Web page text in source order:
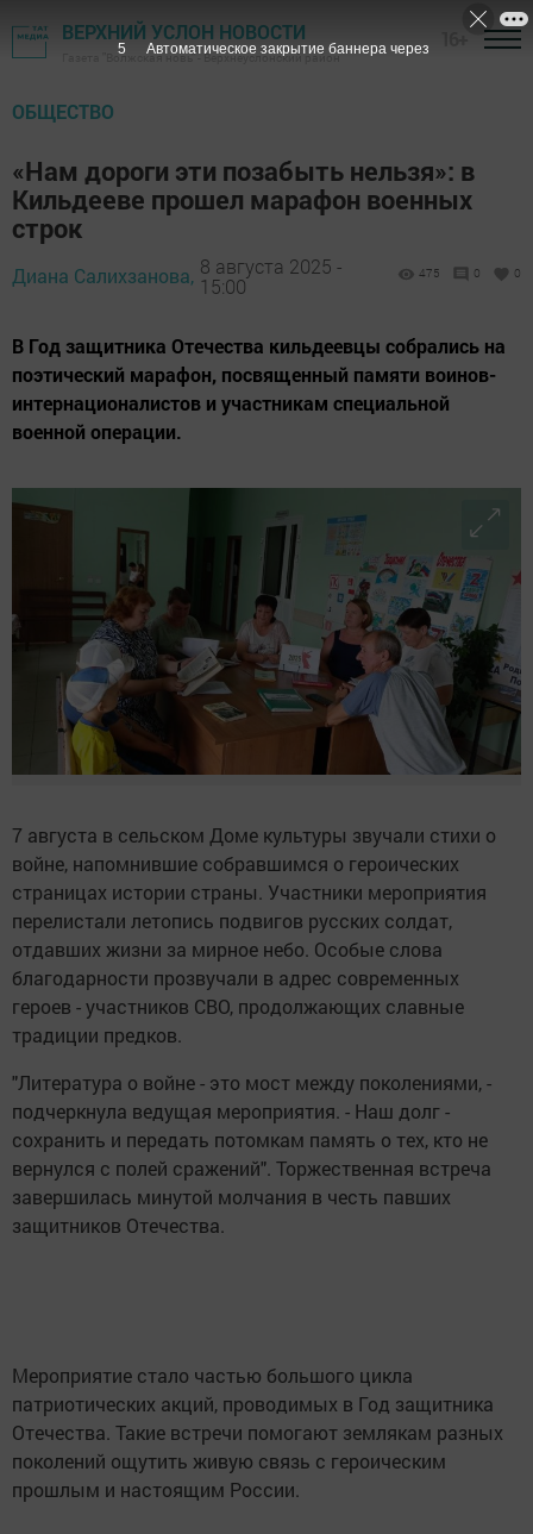
ВЕРХНИЙ УСЛОН НОВОСТИ
Газета "Волжская новь" - Верхнеуслонский район
ОБЩЕСТВО
«Нам дороги эти позабыть нельзя»: в
Кильдееве прошел марафон военных
строк
Диана Салихзанова, 8 августа 2025 -
15:00
475 0 0
В Год защитника Отечества кильдеевцы собрались на
поэтический марафон, посвященный памяти воинов-
интернационалистов и участникам специальной
военной операции.
7 августа в сельском Доме культуры звучали стихи о
войне, напомнившие собравшимся о героических
страницах истории страны. Участники мероприятия
перелистали летопись подвигов русских солдат,
отдавших жизни за мирное небо. Особые слова
благодарности прозвучали в адрес современных
героев - участников СВО, продолжающих славные
традиции предков.
"Литература о войне - это мост между поколениями, -
подчеркнула ведущая мероприятия. - Наш долг -
сохранить и передать потомкам память о тех, кто не
вернулся с полей сражений". Торжественная встреча
завершилась минутой молчания в честь павших
защитников Отечества.
Мероприятие стало частью большого цикла
патриотических акций, проводимых в Год защитника
Отечества. Такие встречи помогают землякам разных
поколений ощутить живую связь с героическим
прошлым и настоящим России.
3 Автоматическое закрытие баннера через